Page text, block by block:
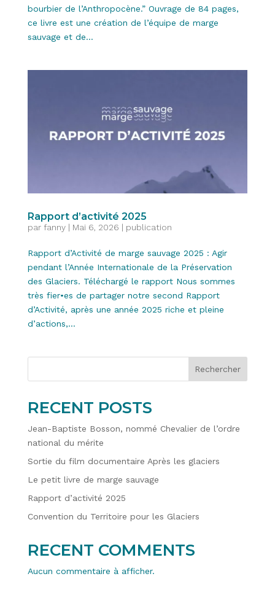
bourbier de l’Anthropocène.” Ouvrage de 84 pages,
ce livre est une création de l’équipe de marge
sauvage et de...
Rapport d’activité 2025
par fanny| Mai 6, 2026 | publication
Rapport d’Activité de marge sauvage 2025 : Agir
pendant l’Année Internationale de la Préservation
des Glaciers. Téléchargé le rapport Nous sommes
très fier•es de partager notre second Rapport
d’Activité, après une année 2025 riche et pleine
d’actions,...
Rechercher
RECENT POSTS
Jean-Baptiste Bosson, nommé Chevalier de l’ordre
national du mérite
Sortie du film documentaire Après les glaciers
Le petit livre de marge sauvage
Rapport d’activité 2025
Convention du Territoire pour les Glaciers
RECENT COMMENTS
Aucun commentaire à afficher.